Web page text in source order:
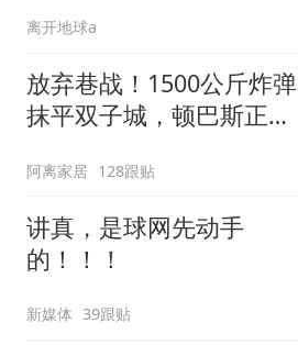
离开地球a
放弃巷战！1500公斤炸弹
抹平双子城，顿巴斯正变
阿离家居 128跟贴
讲真，是球网先动手
的！！！
新媒体 39跟贴